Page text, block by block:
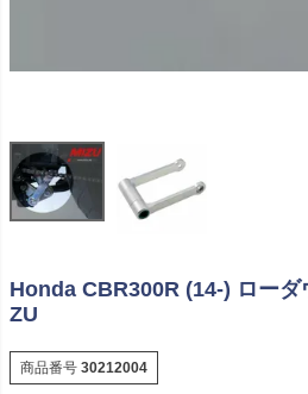
Honda CBR300R (14-) ロー
ZU
商品番号 30212004